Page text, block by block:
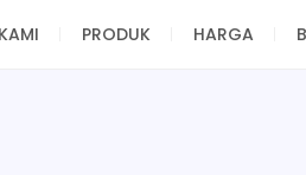
PRODUK HARGA